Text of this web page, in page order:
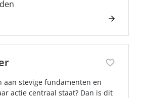
aan stevige fundamenten en
actie centraal staat? Dan is dit